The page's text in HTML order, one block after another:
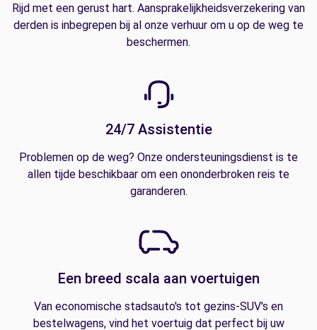
Rijd met een gerust hart. Aansprakelijkheidsverzekering van
derden is inbegrepen bij al onze verhuur om u op de weg te
beschermen.
24/7 Assistentie
Problemen op de weg? Onze ondersteuningsdienst is te
allen tijde beschikbaar om een ononderbroken reis te
garanderen.
Een breed scala aan voertuigen
Van economische stadsauto's tot gezins-SUV's en
bestelwagens, vind het voertuig dat perfect bij uw